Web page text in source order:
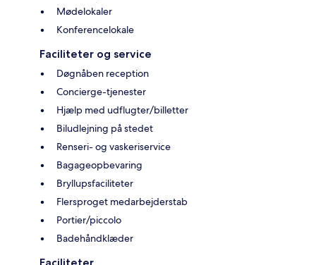
Mødelokaler
Konferencelokale
Faciliteter og service
Døgnåben reception
Concierge-tjenester
Hjælp med udflugter/billetter
Biludlejning på stedet
Renseri- og vaskeriservice
Bagageopbevaring
Bryllupsfaciliteter
Flersproget medarbejderstab
Portier/piccolo
Badehåndklæder